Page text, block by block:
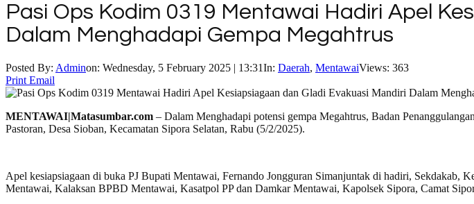
Pasi Ops Kodim 0319 Mentawai Hadiri Apel
Dalam Menghadapi Gempa Megahtrus
Posted By: Adminon: Wednesday, 5 February 2025 | 13:31In: Daerah, MentawaiViews: 363
Print Email
MENTAWAI|Matasumbar.com – Dalam Menghadapi potensi gempa Megahtrus, Badan
Pastoran, Desa Sioban, Kecamatan Sipora Selatan, Rabu (5/2/2025).
Apel kesiapsiagaan di buka PJ Bupati Mentawai, Fernando Jongguran Simanjuntak di hadiri,
Mentawai, Kalaksan BPBD Mentawai, Kasatpol PP dan Damkar Mentawai, Kapolsek Sipora, Camat